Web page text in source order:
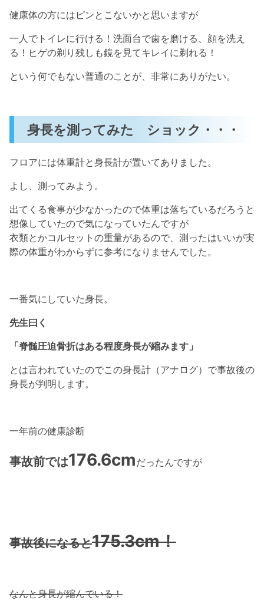
健康体の方にはピンとこないかと思いますが
一人でトイレに行ける！洗面台で歯を磨ける、顔を洗え
る！ヒゲの剃り残しも鏡を見てキレイに剃れる！
という何でもない普通のことが、非常にありがたい。
身長を測ってみた ショック・・・
フロアには体重計と身長計が置いてありました。
よし、測ってみよう。
出てくる食事が少なかったので体重は落ちているだろうと
想像していたので気になっていたんですが
衣類とかコルセットの重量があるので、測ったはいいが実
際の体重がわからずに参考になりませんでした。
一番気にしていた身長。
先生曰く
「脊髄圧迫骨折はある程度身長が縮みます」
とは言われていたのでこの身長計（アナログ）で事故後の
身長が判明します。
一年前の健康診断
事故前では176.6cmだったんですが
事故後になると175.3cm！
なんと身長が縮んでいる！